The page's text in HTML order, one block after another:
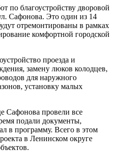
по благоустройству дворовой
Сафонова. Это один из 14
отремонтированы в рамках
комфортной городской
проезда и
замену люков колодцев,
для наружного
установку малых
Сафонова провели все
подали документы,
в программу. Всего в этом
в Ленинском округе